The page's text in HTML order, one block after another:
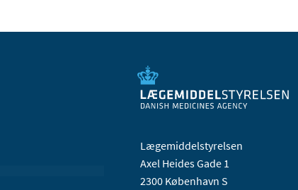
Lægemiddelstyrelsen
Axel Heides Gade 1
2300 København S